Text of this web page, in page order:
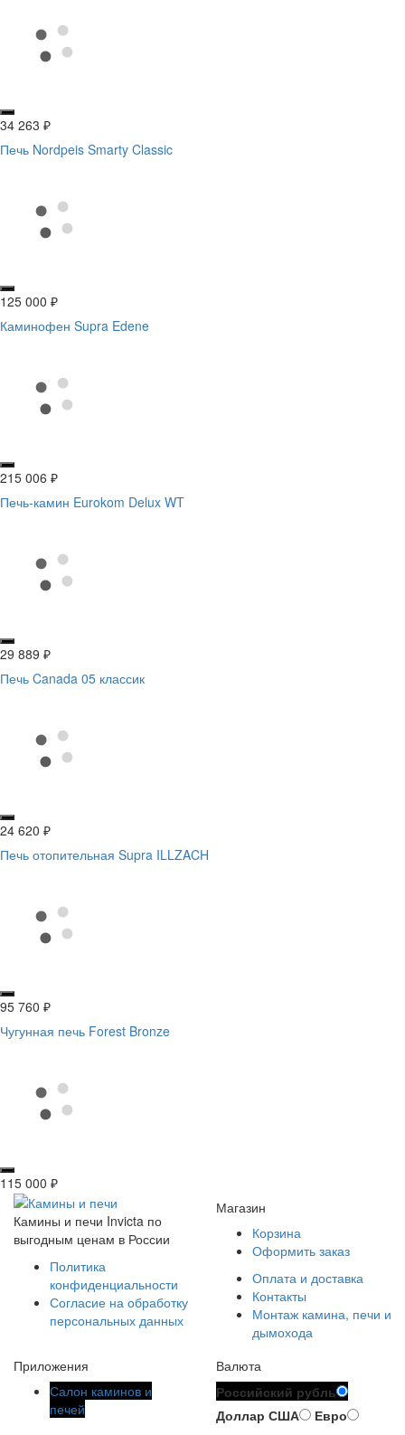
34 263 ₽
Печь Nordpeis Smarty Classic
125 000 ₽
Каминофен Supra Edene
215 006 ₽
Печь-камин Eurokom Delux WT
29 889 ₽
Печь Canada 05 классик
24 620 ₽
Печь отопительная Supra ILLZACH
95 760 ₽
Чугунная печь Forest Bronze
115 000 ₽
Камины и печи Invicta по
выгодным ценам в России
Политика
конфиденциальности
Согласие на обработку
персональных данных
Магазин
Корзина
Оформить заказ
Оплата и доставка
Контакты
Монтаж камина, печи и
дымохода
Приложения
Салон каминов и
печей
Валюта
Российский рубль
Доллар США
Евро